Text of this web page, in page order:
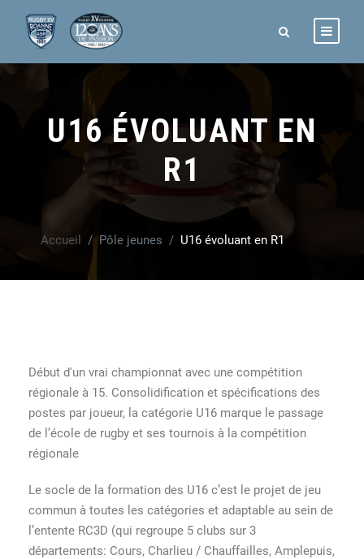
U16 ÉVOLUANT EN
R1
Accueil Pôle jeunes U16 évoluant en R1
Début d'un vrai championnat avec une compétition
régionale à 15. Consolidification et spécifications des
postes par joueur, la catégorie U16 marque le passage
de l’école de rugby et ses tournois à la compétition
régionale
Le socle de la formation des U16 c’est le projet de jeu
commun à toutes les catégories et adaptable au sein de
l’entente RC3D (qui regroupe 5 clubs sur 3
départements: Cours, Charlieu / Chauffailles, Amplepuis,